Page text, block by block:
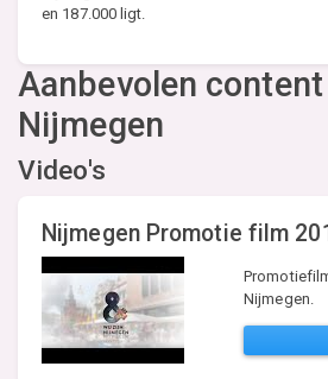
en 187.000 ligt.
Aanbevolen
Nijmegen
Video's
Nijmegen Promotie film
Nijmegen.